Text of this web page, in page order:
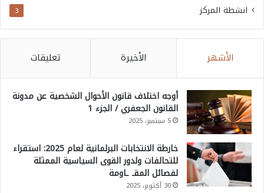
انشطة المركز 3
الأشهر الأخيرة تعليقات
أوجه اختلاف قانون الأحوال الشخصية عن مدونة
القانون الجعفري / الجزء 1
5 سبتمبر، 2025
خارطة الانتخابات البرلمانية لعام 2025: استقراء
للتحالفات ولدور القوى السياسية الممثلة
لفصائل المقـ ـاومة
30 أكتوبر، 2025